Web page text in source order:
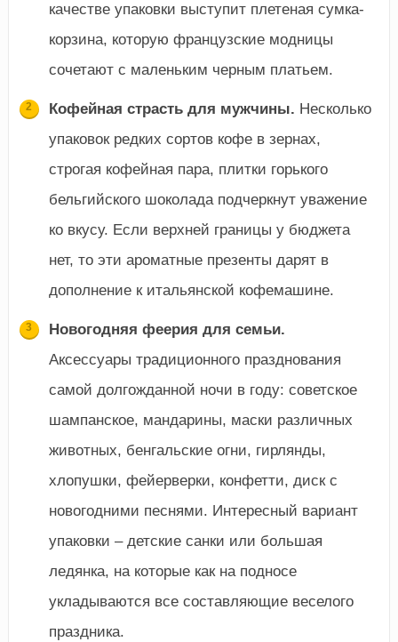
качестве упаковки выступит плетеная сумка-
корзина, которую французские модницы
сочетают с маленьким черным платьем.
Кофейная страсть для мужчины. Несколько
упаковок редких сортов кофе в зернах,
строгая кофейная пара, плитки горького
бельгийского шоколада подчеркнут уважение
ко вкусу. Если верхней границы у бюджета
нет, то эти ароматные презенты дарят в
дополнение к итальянской кофемашине.
Новогодняя феерия для семьи.
Аксессуары традиционного празднования
самой долгожданной ночи в году: советское
шампанское, мандарины, маски различных
животных, бенгальские огни, гирлянды,
хлопушки, фейерверки, конфетти, диск с
новогодними песнями. Интересный вариант
упаковки – детские санки или большая
ледянка, на которые как на подносе
укладываются все составляющие веселого
праздника.